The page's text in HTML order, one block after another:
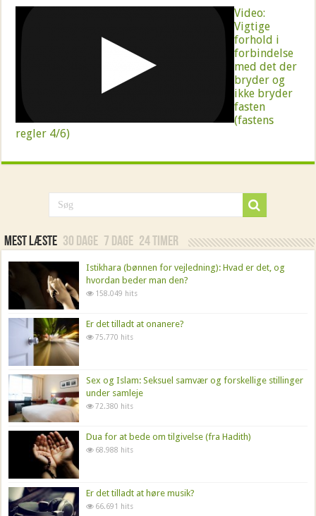
Video:
Vigtige
forhold i
forbindelse
med det der
bryder og
ikke bryder
fasten
(fastens
regler 4/6)
Mest læste 30 dage 7 dage 24 timer
Istikhara (bønnen for vejledning): Hvad er det, og
hvordan beder man den?
158.049 hits
Er det tilladt at onanere?
75.770 hits
Sex og Islam: Seksuel samvær og forskellige stillinger
under samleje
72.380 hits
Dua for at bede om tilgivelse (fra Hadith)
68.988 hits
Er det tilladt at høre musik?
66.691 hits